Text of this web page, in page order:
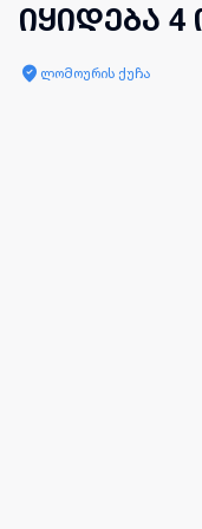
იყიდება 4
ლომოურის ქუჩა